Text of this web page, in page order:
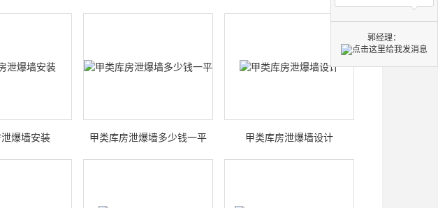
爆墙安装 甲类库房泄爆墙多少钱一平 甲类库房泄爆墙设计
郭经理：